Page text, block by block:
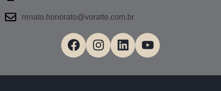
renato.honorato@voratte.com.br